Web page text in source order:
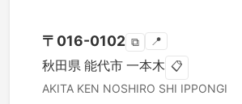
〒 016-0102 ⧉ 📍
秋田県 能代市 一本木 📋
AKITA KEN NOSHIRO SHI IPPONGI